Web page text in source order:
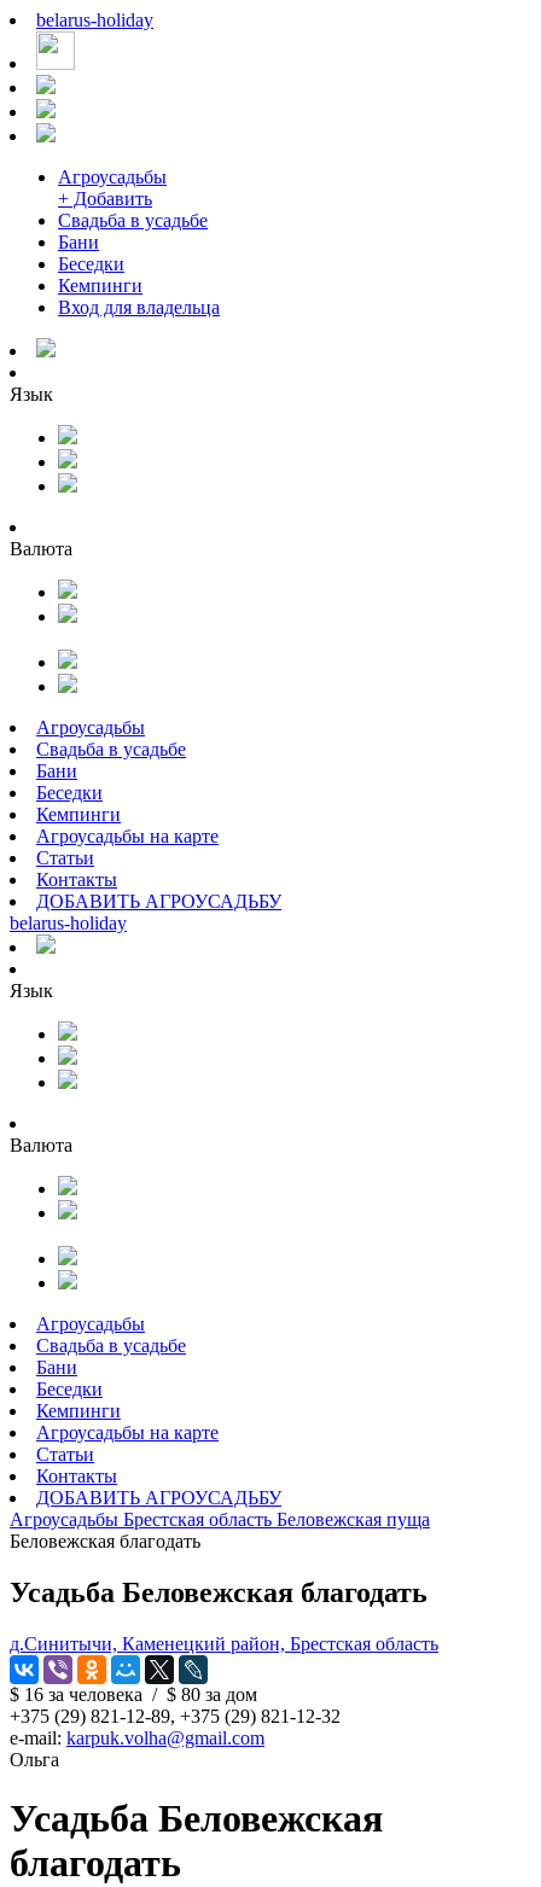
belarus-holiday
Агроусадьбы
+ Добавить
Свадьба в усадьбе
Бани
Беседки
Кемпинги
Вход для владельца
Язык
Валюта
Агроусадьбы
Свадьба в усадьбе
Бани
Беседки
Кемпинги
Агроусадьбы на карте
Статьи
Контакты
ДОБАВИТЬ АГРОУСАДЬБУ
belarus-holiday
Язык
Валюта
Агроусадьбы
Свадьба в усадьбе
Бани
Беседки
Кемпинги
Агроусадьбы на карте
Статьи
Контакты
ДОБАВИТЬ АГРОУСАДЬБУ
Агроусадьбы Брестская область Беловежская пуща
Беловежская благодать
Усадьба Беловежская благодать
д.Синитычи, Каменецкий район, Брестская область
$ 16 за человека / $ 80 за дом
+375 (29) 821-12-89, +375 (29) 821-12-32
e-mail: karpuk.volha@gmail.com
Ольга
Усадьба Беловежская
благодать